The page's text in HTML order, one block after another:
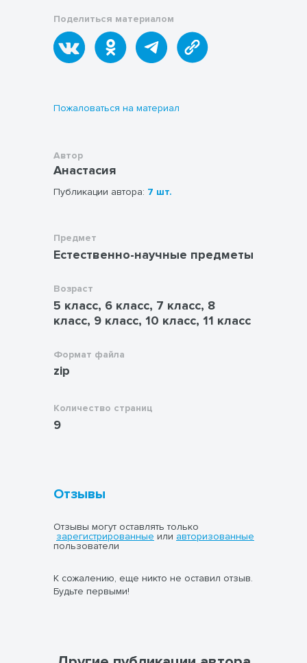
Поделиться материалом
Пожаловаться на материал
Автор
Анастасия
Публикации автора: 7 шт.
Предмет
Естественно-научные предметы
Возраст
5 класс, 6 класс, 7 класс, 8
класс, 9 класс, 10 класс, 11 класс
Формат файла
zip
Количество страниц
9
Отзывы
Отзывы могут оставлять только
зарегистрированные или авторизованные
пользователи
К сожалению, еще никто не оставил отзыв.
Будьте первыми!